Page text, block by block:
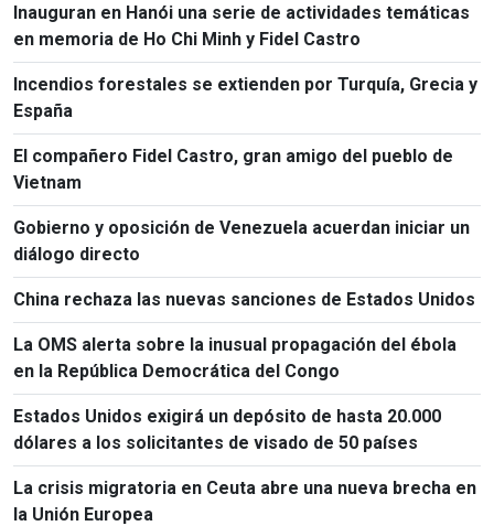
Inauguran en Hanói una serie de actividades temáticas
en memoria de Ho Chi Minh y Fidel Castro
Incendios forestales se extienden por Turquía, Grecia y
España
El compañero Fidel Castro, gran amigo del pueblo de
Vietnam
Gobierno y oposición de Venezuela acuerdan iniciar un
diálogo directo
China rechaza las nuevas sanciones de Estados Unidos
La OMS alerta sobre la inusual propagación del ébola
en la República Democrática del Congo
Estados Unidos exigirá un depósito de hasta 20.000
dólares a los solicitantes de visado de 50 países
La crisis migratoria en Ceuta abre una nueva brecha en
la Unión Europea